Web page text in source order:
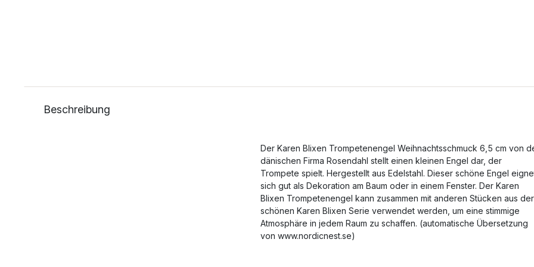
Beschreibung
Der Karen Blixen Trompetenengel Weihnachtsschmuck 6,5 cm von
dänischen Firma Rosendahl stellt einen kleinen Engel dar, der
Trompete spielt. Hergestellt aus Edelstahl. Dieser schöne Engel
sich gut als Dekoration am Baum oder in einem Fenster. Der Karen
Blixen Trompetenengel kann zusammen mit anderen Stücken aus der
schönen Karen Blixen Serie verwendet werden, um eine stimmige
Atmosphäre in jedem Raum zu schaffen. (automatische Übersetzung
von www.nordicnest.se)